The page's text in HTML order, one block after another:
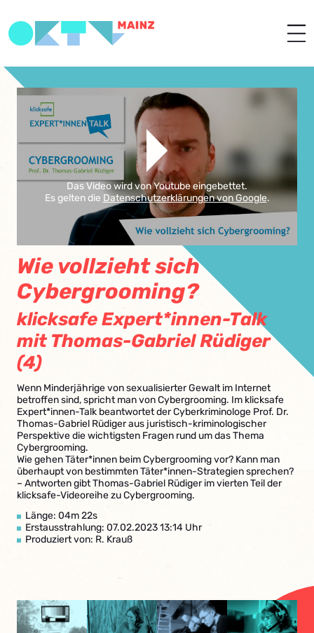
Das Video wird von Youtube eingebettet.
Es gelten die Datenschutzerklärungen von Google.
Wie vollzieht sich
Cybergrooming?
klicksafe Expert*innen-Talk
mit Thomas-Gabriel Rüdiger
(4)
Wenn Minderjährige von sexualisierter Gewalt im Internet
betroffen sind, spricht man von Cybergrooming. Im klicksafe
Expert*innen-Talk beantwortet der Cyberkriminologe Prof. Dr.
Thomas-Gabriel Rüdiger aus juristisch-kriminologischer
Perspektive die wichtigsten Fragen rund um das Thema
Cybergrooming.
Wie gehen Täter*innen beim Cybergrooming vor? Kann man
überhaupt von bestimmten Täter*innen-Strategien sprechen?
– Antworten gibt Thomas-Gabriel Rüdiger im vierten Teil der
klicksafe-Videoreihe zu Cybergrooming.
Länge: 04m 22s
Erstausstrahlung: 07.02.2023 13:14 Uhr
Produziert von: R. Krauß